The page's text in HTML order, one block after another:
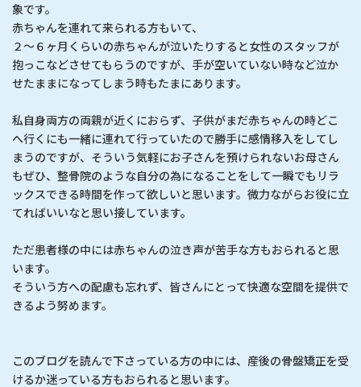
象です。
赤ちゃんを連れて来られる方もいて、
２～６ヶ月くらいの赤ちゃんが泣いたりすると女性のスタッフが
抱っこなどさせてもらうのですが、手が空いていない時など泣か
せたままになってしまう時もたまにあります。
私自身両方の両親が近くにおらず、子供がまだ赤ちゃんの時どこ
へ行くにも一緒に連れて行っていたので勝手に感情移入をしてし
まうのですが、そういう気軽にお子さんを預けられないお母さん
もぜひ、整骨院のような自分の為になることをして一瞬でもリラ
ックスできる時間を作って欲しいと思います。微力ながらお役に立
てればいいなと思い接しています。
ただ患者様の中には赤ちゃんの泣き声が苦手な方もおられると思
います。
そういう方への配慮も忘れず、皆さんにとって快適な空間を提供で
きるよう努めます。
このブログを読んで下さっている方の中には、産後の骨盤矯正を受
けるか迷っている方もおられると思います。